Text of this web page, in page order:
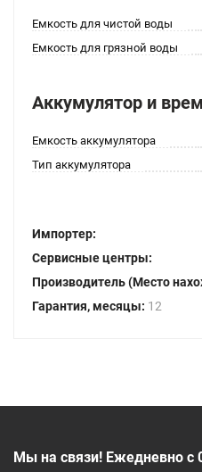
Емкость для чистой воды
Емкость для грязной воды
Аккумулятор и
Емкость аккумулятора
Тип аккумулятора
Импортер:
Сервисные центры:
Производитель (Место
Гарантия, месяцы: 12
Мы на связи! Ежедневно с